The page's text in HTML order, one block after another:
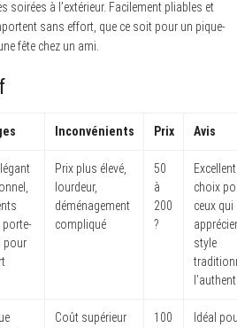
soirées à l’extérieur. Facilement pliables et
sans effort, que ce soit pour un pique-
fête chez un ami.
Inconvénients Prix Avis
porte-
pour
Prix plus élevé,
lourdeur,
déménagement
compliqué
50
à
200
?
Excellent
choix
ceux qui
style
Coût supérieur
100
Idéal